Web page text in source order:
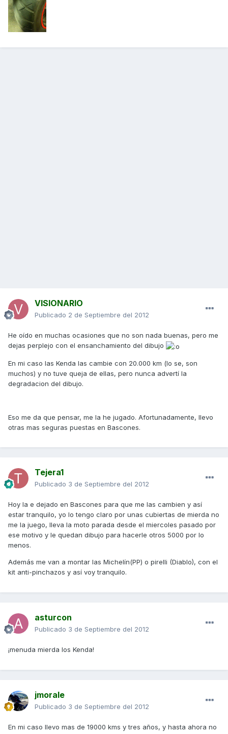
VISIONARIO
Publicado 2 de Septiembre del 2012
He oído en muchas ocasiones que no son nada buenas, pero me
dejas perplejo con el ensanchamiento del dibujo
En mi caso las Kenda las cambie con 20.000 km (lo se, son
muchos) y no tuve queja de ellas, pero nunca advertí la
degradacion del dibujo.
Eso me da que pensar, me la he jugado. Afortunadamente, llevo
otras mas seguras puestas en Bascones.
Tejera1
Publicado 3 de Septiembre del 2012
Hoy la e dejado en Bascones para que me las cambien y así
estar tranquilo, yo lo tengo claro por unas cubiertas de mierda no
me la juego, lleva la moto parada desde el miercoles pasado por
ese motivo y le quedan dibujo para hacerle otros 5000 por lo
menos.
Además me van a montar las Michelín(PP) o pirelli (Diablo), con el
kit anti-pinchazos y así voy tranquilo.
asturcon
Publicado 3 de Septiembre del 2012
¡menuda mierda los Kenda!
jmorale
Publicado 3 de Septiembre del 2012
En mi caso llevo mas de 19000 kms y tres años, y hasta ahora no